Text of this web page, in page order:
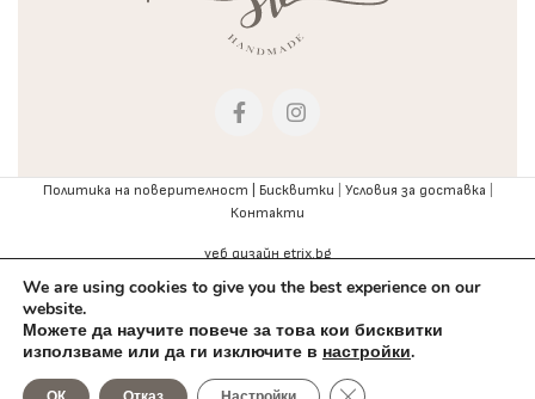
Политика на поверителност | Бисквитки Условия за доставка
Контакти
уеб дизайн etrix.bg
We are using cookies to give you the best experience on our
website.
Можете да научите повече за това кои бисквитки
използваме или да ги изключите в настройки.
Close GDPR Cookie
0